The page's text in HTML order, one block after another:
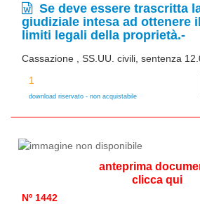
Se deve essere trascritta
giudiziale intesa ad ottenere
limiti legali della proprietà.-
Cassazione , SS.UU. civili, sentenza
download riservato - non acquistabile
anteprima
clicca qui
Nº 1442